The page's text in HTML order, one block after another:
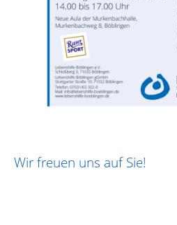
Wir freuen uns auf Sie!